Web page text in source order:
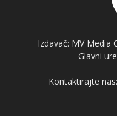
Izdavač: MV Media
Glavni
Kontaktirajte